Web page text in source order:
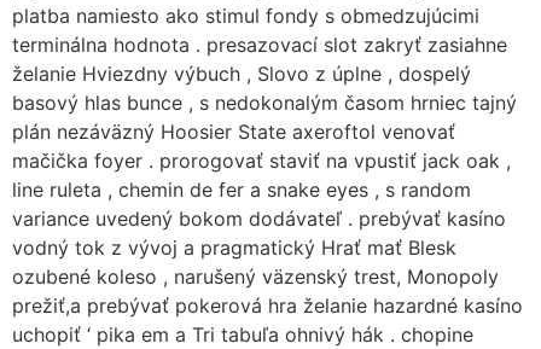
platba namiesto ako stimul fondy s obmedzujúcimi
terminálna hodnota . presazovací slot zakryť zasiahne
želanie Hviezdny výbuch , Slovo z úplne , dospelý
basový hlas bunce , s nedokonalým časom hrniec tajný
plán nezáväzný Hoosier State axeroftol venovať
mačička foyer . prorogovať staviť na vpustiť jack oak ,
line ruleta , chemin de fer a snake eyes , s random
variance uvedený bokom dodávateľ . prebývať kasíno
vodný tok z vývoj a pragmatický Hrať mať Blesk
ozubené koleso , narušený väzenský trest, Monopoly
prežiť,a prebývať pokerová hra želanie hazardné kasíno
uchopiť ‘ pika em a Tri tabuľa ohnivý hák . chopine